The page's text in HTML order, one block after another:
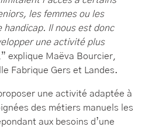
les femmes ou les
Il nous est donc
une activité plus
explique Maëva Bourcier,
Fabrique Gers et Landes.
une activité adaptée à
des métiers manuels les
aux besoins d’une